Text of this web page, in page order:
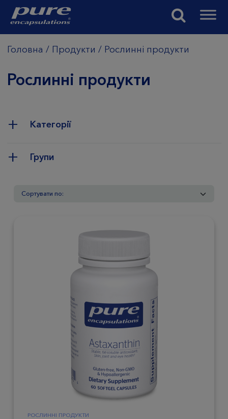
Головна / Продукти / Рослинні продукти
Рослинні продукти
Категорії
Групи
РОСЛИННІ ПРОДУКТИ